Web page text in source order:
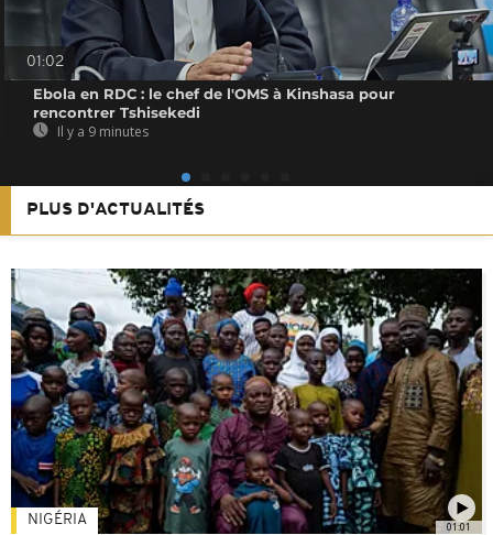
01:02
Ebola en RDC : le chef de l'OMS à Kinshasa pour
rencontrer Tshisekedi
Il y a 9 minutes
PLUS D'ACTUALITÉS
01:01
NIGÉRIA